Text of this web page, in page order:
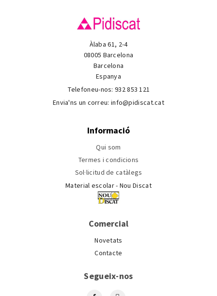
Àlaba 61, 2-4
08005 Barcelona
Barcelona
Espanya
Telefoneu-nos:932 853 121
Envia'ns un correu: info@pidiscat.cat
Informació
Qui som
Termes i condicions
Sol·licitud de catàlegs
Material escolar - Nou Discat
Comercial
Novetats
Contacte
Segueix-nos